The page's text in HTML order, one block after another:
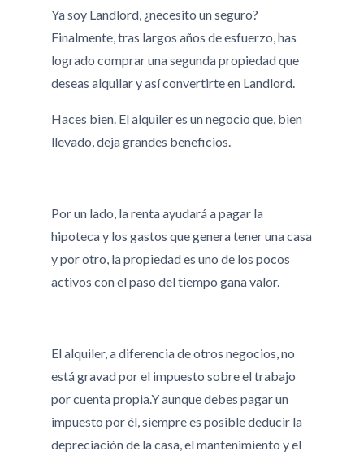
Ya soy Landlord, ¿necesito un seguro?
Finalmente, tras largos años de esfuerzo, has
logrado comprar una segunda propiedad que
deseas alquilar y así convertirte en Landlord.
Haces bien. El alquiler es un negocio que, bien
llevado, deja grandes beneficios.
Por un lado, la renta ayudará a pagar la
hipoteca y los gastos que genera tener una casa
y por otro, la propiedad es uno de los pocos
activos con el paso del tiempo gana valor.
El alquiler, a diferencia de otros negocios, no
está gravad por el impuesto sobre el trabajo
por cuenta propia.Y aunque debes pagar un
impuesto por él, siempre es posible deducir la
depreciación de la casa, el mantenimiento y el